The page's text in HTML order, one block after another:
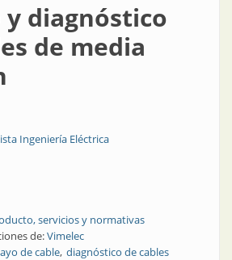
y diagnóstico
de media
Ingeniería Eléctrica
servicios y normativas
de:Vimelec
de cable diagnóstico de cables